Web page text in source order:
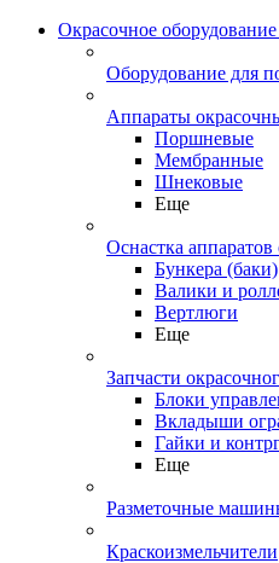
Окрасочное оборудование
Оборудование для
Аппараты
Поршневые
Мембранные
Шнековые
Еще
Оснастка
Бункера (баки)
Валики и
Вертлюги
Еще
Запчасти
Блоки
Вкладыши
Гайки и
Еще
Разметочные
Краскоизмельчители